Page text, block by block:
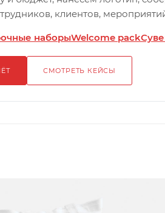
клиентов,
наборыWelcome pack
СМОТРЕТЬ КЕЙСЫ